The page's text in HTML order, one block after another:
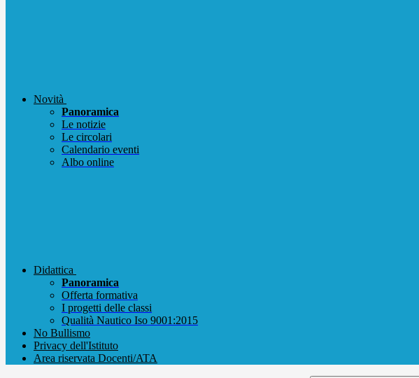
Novità
Panoramica
Le notizie
Le circolari
Calendario eventi
Albo online
Didattica
Panoramica
Offerta formativa
I progetti delle classi
Qualità Nautico Iso 9001:2015
No Bullismo
Privacy dell'Istituto
Area riservata Docenti/ATA